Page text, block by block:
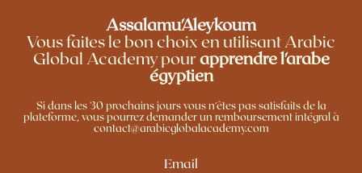
Assalamu'Aleykoum
Vous faites le bon choix en utilisant Arabic
Global Academy pourapprendre l'arabe
égyptien
Si dans les 30 prochains jours vous n'êtes pas satisfaits de la
plateforme, vous pourrez demander un remboursement intégral à
contact@arabicglobalacademy.com
Email